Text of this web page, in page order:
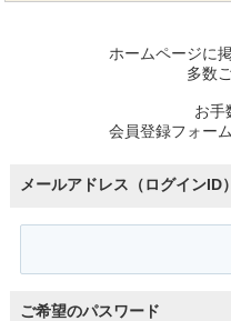
ホームページに
多数
お手
会員登録フォー
メールアドレス（ログインID）
ご希望のパスワード